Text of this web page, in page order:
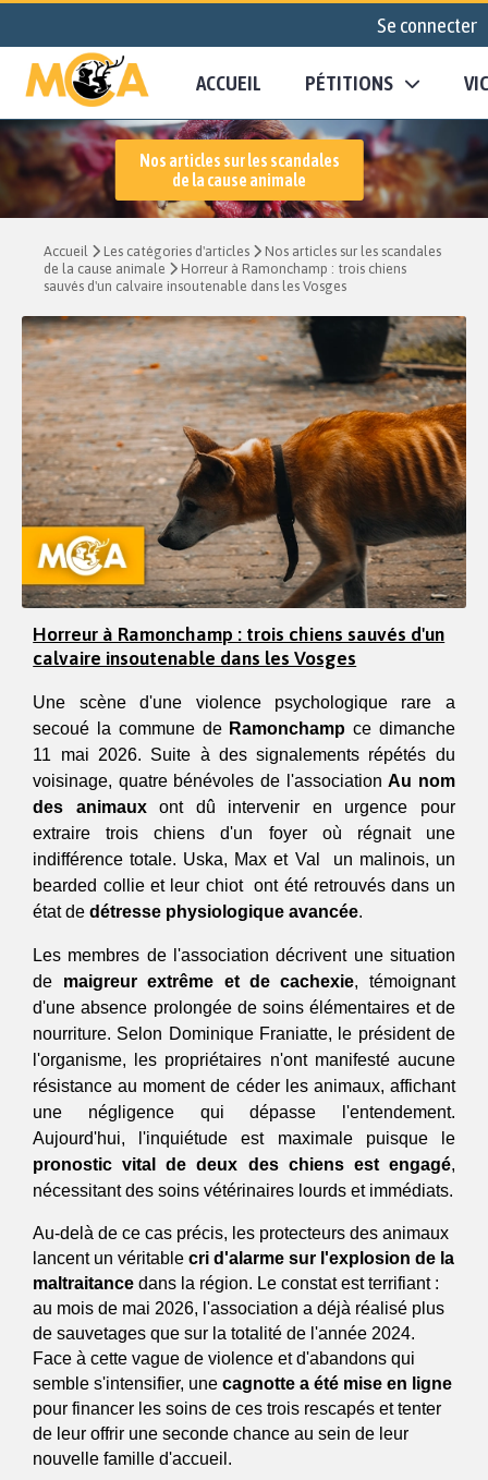
Se connecter
ACCUEIL PÉTITIONS
Nos articles sur les scandales
de la cause animale
Accueil Les catégories d'articles
Nos articles sur les scandales
de la cause animale
Horreur à Ramonchamp : trois chiens
sauvés d'un calvaire insoutenable dans les Vosges
Horreur à Ramonchamp : trois chiens sauvés d'un
calvaire insoutenable dans les Vosges
Une scène d'une violence psychologique rare a
secoué la commune de Ramonchamp ce dimanche
11 mai 2026. Suite à des signalements répétés du
voisinage, quatre bénévoles de l'association Au nom
des animaux ont dû intervenir en urgence pour
extraire trois chiens d'un foyer où régnait une
indifférence totale. Uska, Max et Val  un malinois, un
bearded collie et leur chiot  ont été retrouvés dans un
état de détresse physiologique avancée.
Les membres de l'association décrivent une situation
de maigreur extrême et de cachexie, témoignant
d'une absence prolongée de soins élémentaires et de
nourriture. Selon Dominique Franiatte, le président de
l'organisme, les propriétaires n'ont manifesté aucune
résistance au moment de céder les animaux, affichant
une négligence qui dépasse l'entendement.
Aujourd'hui, l'inquiétude est maximale puisque le
pronostic vital de deux des chiens est engagé,
nécessitant des soins vétérinaires lourds et immédiats.
Au-delà de ce cas précis, les protecteurs des animaux
lancent un véritable cri d'alarme sur l'explosion de la
maltraitance dans la région. Le constat est terrifiant :
au mois de mai 2026, l'association a déjà réalisé plus
de sauvetages que sur la totalité de l'année 2024.
Face à cette vague de violence et d'abandons qui
semble s'intensifier, une cagnotte a été mise en ligne
pour financer les soins de ces trois rescapés et tenter
de leur offrir une seconde chance au sein de leur
nouvelle famille d'accueil.